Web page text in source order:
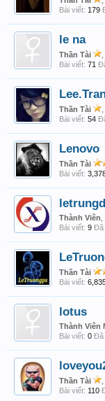
Bài viết: 179
le na
Thần Tài
Bài viết: 71
Thần Tài
Bài viết: 54
Lenovo
Thần Tài
Bài viết:
Thành Viên
Bài viết: 9 Đã
Thần Tài
Bài viết:
lotus
Thành Viên
Bài viết: 0 Đã
Thần Tài
Bài viết: 110